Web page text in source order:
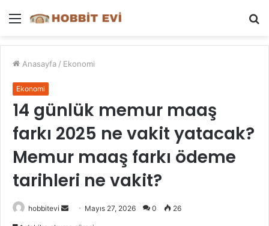
Menü
Anasayfa / Ekonomi
Ekonomi
14 günlük memur maaş
farkı 2025 ne vakit yatacak?
Memur maaş farkı ödeme
tarihleri ne vakit?
hobbitevi
Bir
Mayıs 27, 2026 0 26